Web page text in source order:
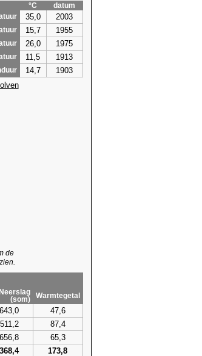
°C
datum
35,0 2003
15,7 1955
26,0 1975
11,5 1913
14,7
1903
de
Neerslag
(som)
Warmtegetal
643,0 47,6
511,2 87,4
656,8 65,3
368,4 173,8